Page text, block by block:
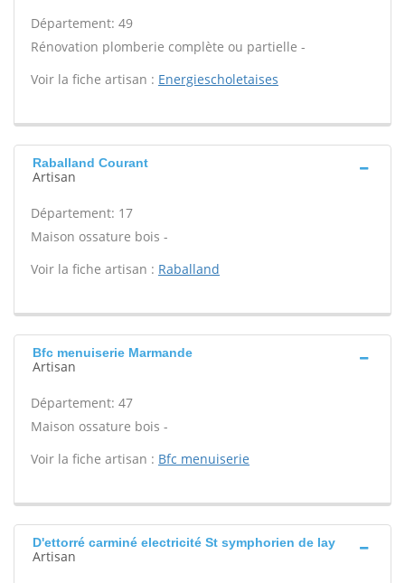
Département: 49
Rénovation plomberie complète ou partielle -
Voir la fiche artisan : Energiescholetaises
Raballand Courant
Artisan
Département: 17
Maison ossature bois -
Voir la fiche artisan : Raballand
Bfc menuiserie Marmande
Artisan
Département: 47
Maison ossature bois -
Voir la fiche artisan : Bfc menuiserie
D'ettorré carminé electricité St symphorien de lay
Artisan